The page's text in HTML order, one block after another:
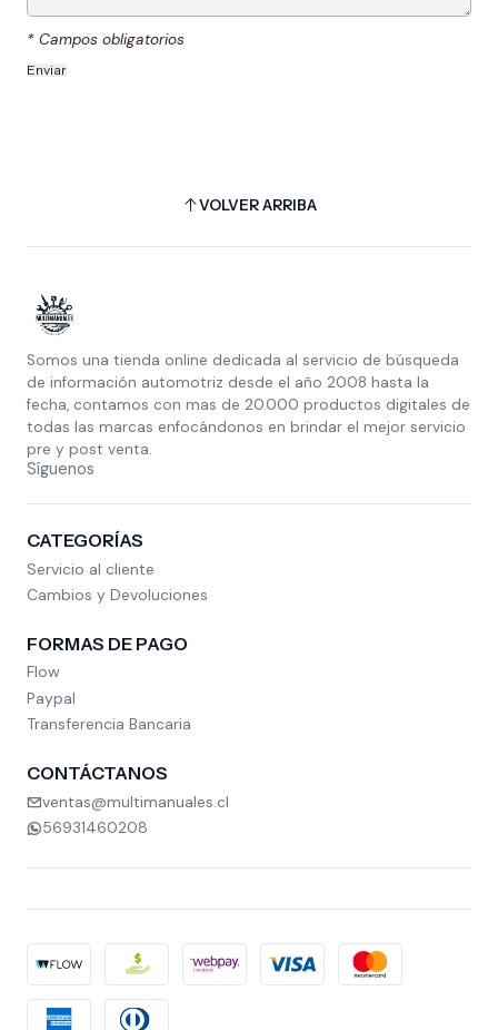
* Campos obligatorios
VOLVER ARRIBA
Somos una tienda online dedicada al servicio de búsqueda
de información automotriz desde el año 2008 hasta la
fecha, contamos con mas de 20.000 productos digitales de
todas las marcas enfocándonos en brindar el mejor servicio
pre y post venta.
Síguenos
CATEGORÍAS
Servicio al cliente
Cambios y Devoluciones
FORMAS DE PAGO
Flow
Paypal
Transferencia Bancaria
CONTÁCTANOS
ventas@multimanuales.cl
56931460208